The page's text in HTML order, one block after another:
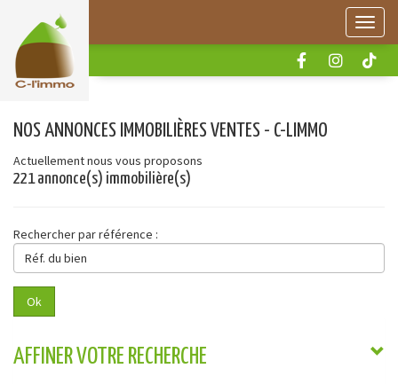
Menu
NOS ANNONCES IMMOBILIÈRES VENTES - C-LIMMO
Actuellement nous vous proposons
221 annonce(s) immobilière(s)
Rechercher par référence :
Réf.
du
bien
Ok
AFFINER VOTRE RECHERCHE